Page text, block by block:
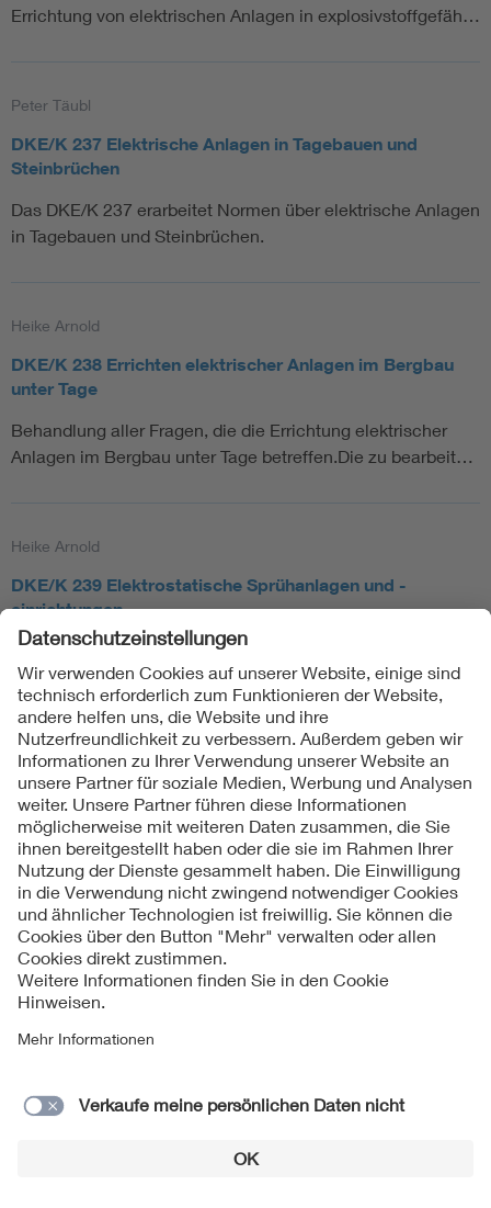
Errichtung von elektrischen Anlagen in explosivstoffgefäh…
Peter Täubl
DKE/K 237 Elektrische Anlagen in Tagebauen und
Steinbrüchen
Das DKE/K 237 erarbeitet Normen über elektrische Anlagen
in Tagebauen und Steinbrüchen.
Heike Arnold
DKE/K 238 Errichten elektrischer Anlagen im Bergbau
unter Tage
Behandlung aller Fragen, die die Errichtung elektrischer
Anlagen im Bergbau unter Tage betreffen.Die zu bearbeit…
Heike Arnold
DKE/K 239 Elektrostatische Sprühanlagen und -
einrichtungen
Das DKE/K 239 ist für die Erarbeitung von Normen für
handgeführte elektrostatische Applikationsgeräte, autom…
Heike Arnold
DKE/K 241 Schlagwetter- und explosionsgeschützte
elektrische Betriebsmittel
Erarbeiten der Bestimmungen und Richtlinien für die
Ausführung von Betriebsmitteln für den Einsatz in ExI und…
Marco Litzinger
Bezug zu Wasserstoff. Hier können auch die Arbeiten von…